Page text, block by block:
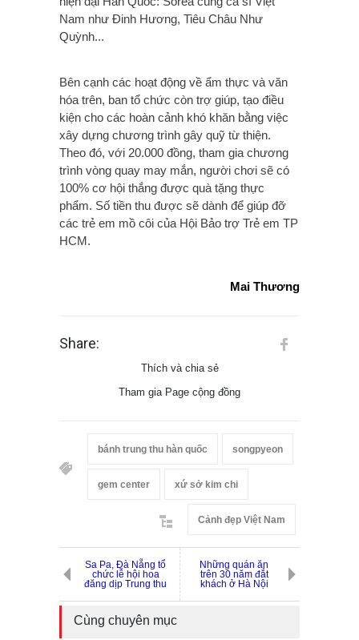
Nam như Đinh Hương, Tiêu Châu Như
Quỳnh...
Bên cạnh các hoạt động về ẩm thực và văn
hóa trên, ban tổ chức còn trợ giúp, tạo điều
kiện cho các hoàn cảnh khó khăn bằng việc
xây dựng chương trình gây quỹ từ thiện.
Theo đó, với 20.000 đồng, tham gia chương
trình vòng quay may mắn, người chơi sẽ có
100% cơ hội thắng được quà tặng thực
phẩm. Số tiền thu được sẽ dành để giúp đỡ
các trẻ em mồ côi của Hội Bảo trợ Trẻ em TP
HCM.
Mai Thương
Share:
Thích và chia sẻ
Tham gia Page cộng đồng
bánh trung thu hàn quốc songpyeon
gem center xứ sở kim chi
Cảnh đẹp Việt Nam
Sa Pa, Đà Nẵng tổ
chức lễ hội hoa
đăng dịp Trung thu
Những quán ăn
trên 30 năm đắt
khách ở Hà Nội
Cùng chuyên mục